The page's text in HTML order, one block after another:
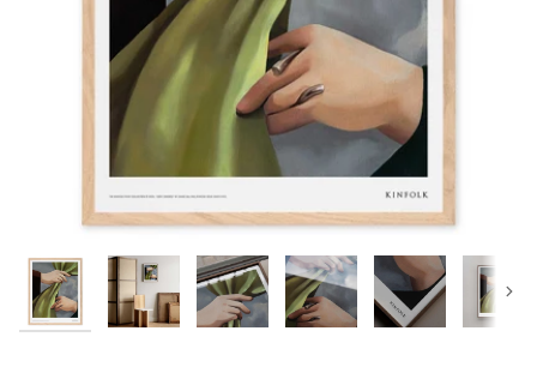
次